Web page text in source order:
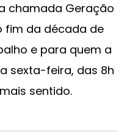
chamada Geração
fim da década de
e para quem a
sexta-feira, das 8h
sentido.